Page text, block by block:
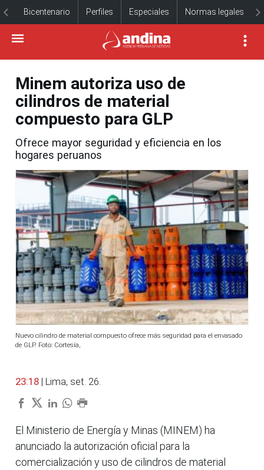
Bicentenario Perfiles Especiales Normas legales
Minem autoriza uso de
cilindros de material
compuesto para GLP
Ofrece mayor seguridad y eficiencia en los
hogares peruanos
Nuevo cilindro de material compuesto ofrece más seguridad para el envasado
de GLP. Foto: Cortesía,
23:18 | Lima, set. 26.
El Ministerio de Energía y Minas (MINEM) ha
anunciado la autorización oficial para la
comercialización y uso de cilindros de material